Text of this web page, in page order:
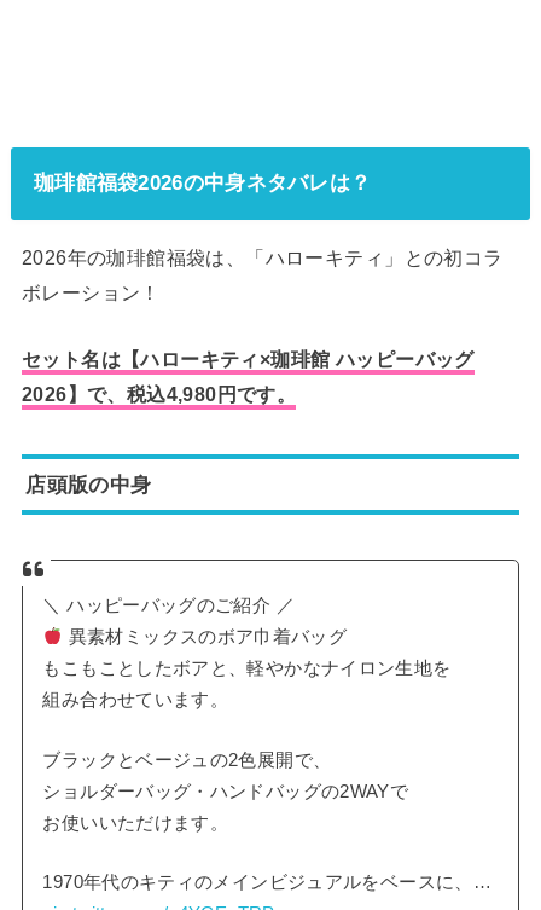
珈琲館福袋2026の中身ネタバレは？
2026年の珈琲館福袋は、「ハローキティ」との初コラ
ボレーション！
セット名は【ハローキティ×珈琲館 ハッピーバッグ
2026】で、税込4,980円です。
店頭版の中身
＼ ハッピーバッグのご紹介 ／
異素材ミックスのボア巾着バッグ
もこもことしたボアと、軽やかなナイロン生地を
組み合わせています。
ブラックとベージュの2色展開で、
ショルダーバッグ・ハンドバッグの2WAYで
お使いいただけます。
1970年代のキティのメインビジュアルをベースに、…